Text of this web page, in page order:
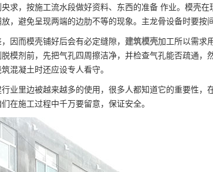
求，按施工流水段做好资料、东西的准备 作业。模壳
，避免呈现两端的边肋不等的现象。主龙骨设备时要按
因而模壳铺好后会有必定缝隙， 建筑模壳加工所以需求
模剂前，先把气孔四周擦洁净，并检查气孔能否疏通，
混凝土时还应设专人看守。
业里边被越来越多的使用，很多人都知道它的重要性，
在施工过程中千万要留意，保证安全。